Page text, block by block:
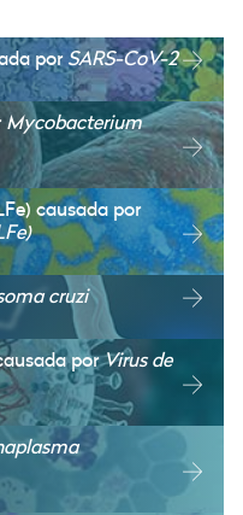
porSARS-CoV-2
Mycobacterium
causada por
cruzi
porVirus de